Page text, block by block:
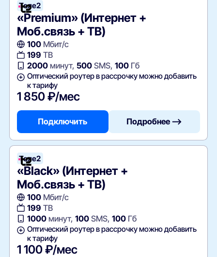
Теле2
«Premium» (Интернет +
Моб.связь + ТВ)
100Мбит/с
199 ТВ
2000минут, 500SMS, 100Гб
Оптический роутер в рассрочку можно добавить
к тарифу
1 850 ₽/мес
Подключить Подробнее —>
Теле2
«Black» (Интернет +
Моб.связь + ТВ)
100Мбит/с
199 ТВ
1000минут, 100SMS, 100Гб
Оптический роутер в рассрочку можно добавить
к тарифу
1 100 ₽/мес